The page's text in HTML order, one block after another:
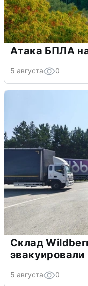
Атака БПЛА
5 августа 0
Склад
5 августа 0